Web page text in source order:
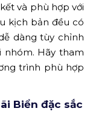
và phù hợp với
kịch bản đều có
dàng tùy chỉnh
Hãy tham
trình phù hợp
Biển đặc sắc